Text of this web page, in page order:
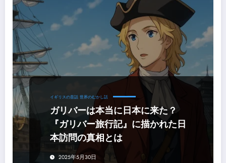
イギリスの昔話 世界のむかし話
ガリバーは本当に日本に来た？
『ガリバー旅行記』に描かれた日
本訪問の真相とは
2025年5月30日